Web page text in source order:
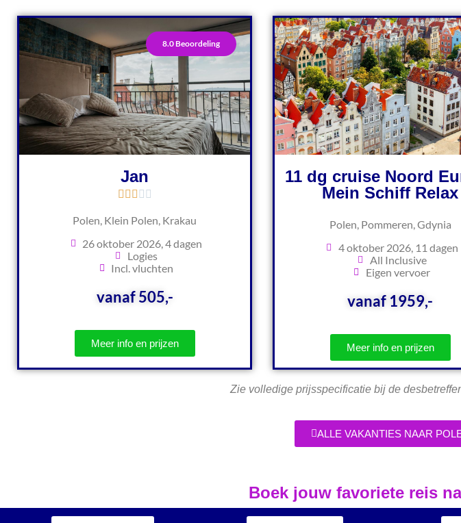
8.0 Beoordeling
Jan
Polen, Klein Polen, Krakau
26 oktober 2026, 4 dagen
Logies
Incl. vluchten
vanaf 505,-
Meer info en prijzen
11 dg cruise Noord
Mein Schiff Relax
Polen, Pommeren, Gdynia
4 oktober 2026, 11 dagen
All Inclusive
Eigen vervoer
vanaf 1959,-
Meer info en prijzen
Zie volledige prijsspecificatie bij de
ALLE VAKANTIES NAAR
Boek jouw favoriete reis